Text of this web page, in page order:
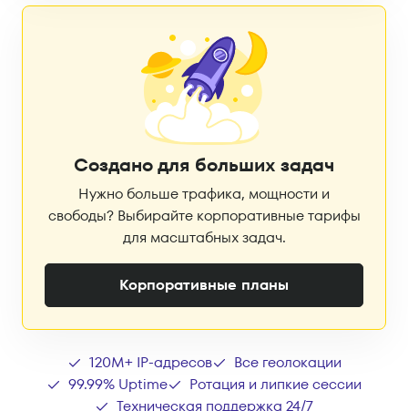
Создано для больших задач
Нужно больше трафика, мощности и
свободы? Выбирайте корпоративные тарифы
для масштабных задач.
Корпоративные планы
120M+ IP-адресов
Все геолокации
99.99% Uptime
Ротация и липкие сессии
Техническая поддержка 24/7